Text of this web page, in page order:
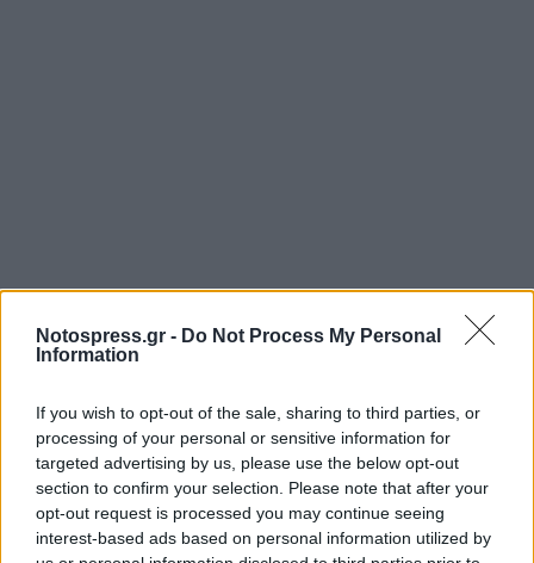
Notospress.gr - Do Not Process My Personal
Information
If you wish to opt-out of the sale, sharing to third parties, or
processing of your personal or sensitive information for
targeted advertising by us, please use the below opt-out
section to confirm your selection. Please note that after your
opt-out request is processed you may continue seeing
interest-based ads based on personal information utilized by